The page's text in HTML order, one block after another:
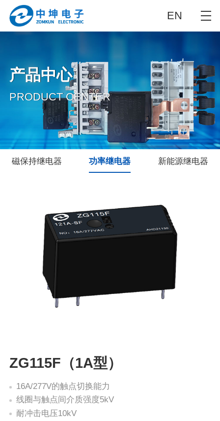
EN
产品中心
PRODUCT CENTER
磁保持继电器 功率继电器 新能源继电器
ZG115F（1A型）
16A/277V的触点切换能力
线圈与触点间介质强度5kV
耐冲击电压10kV